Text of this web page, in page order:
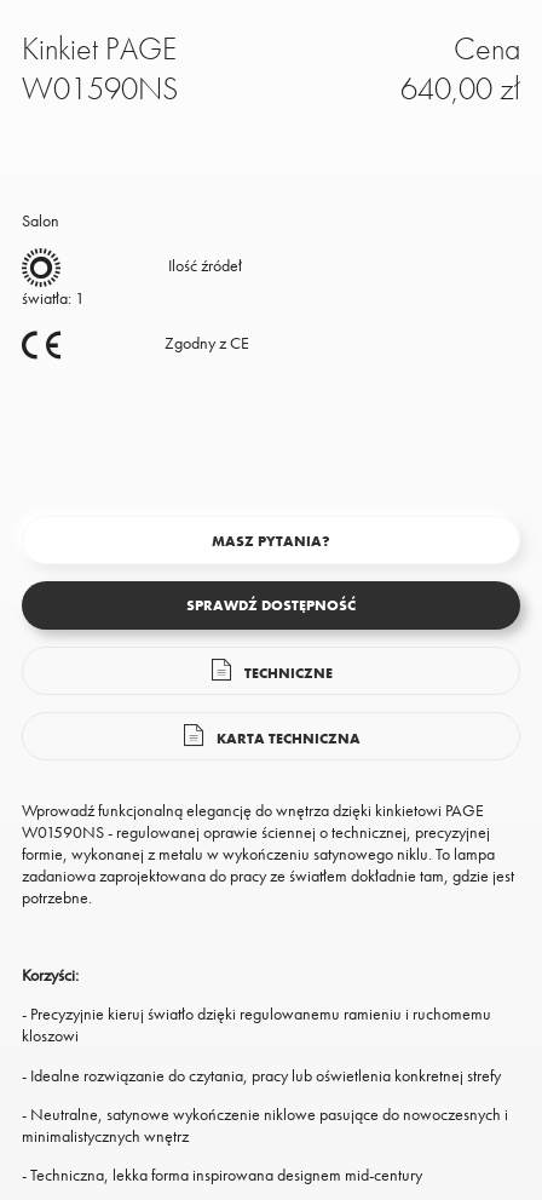
Kinkiet PAGE
W01590NS
Salon
Ilość źródeł
światła: 1
Zgodny z CE
Cena
640,00 zł
MASZ PYTANIA?
SPRAWDŹ DOSTĘPNOŚĆ
TECHNICZNE
KARTA TECHNICZNA
Wprowadź funkcjonalną elegancję do wnętrza dzięki kinkietowi PAGE
W01590NS - regulowanej oprawie ściennej o technicznej, precyzyjnej
formie, wykonanej z metalu w wykończeniu satynowego niklu. To lampa
zadaniowa zaprojektowana do pracy ze światłem dokładnie tam, gdzie jest
potrzebne.
Korzyści:
- Precyzyjnie kieruj światło dzięki regulowanemu ramieniu i ruchomemu
kloszowi
- Idealne rozwiązanie do czytania, pracy lub oświetlenia konkretnej strefy
- Neutralne, satynowe wykończenie niklowe pasujące do nowoczesnych i
minimalistycznych wnętrz
- Techniczna, lekka forma inspirowana designem mid-century